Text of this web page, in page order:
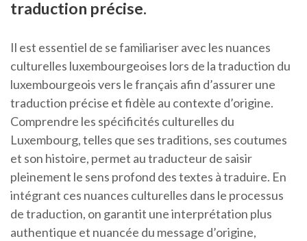
traduction précise.
Il est essentiel de se familiariser avec les nuances
culturelles luxembourgeoises lors de la traduction du
luxembourgeois vers le français afin d’assurer une
traduction précise et fidèle au contexte d’origine.
Comprendre les spécificités culturelles du
Luxembourg, telles que ses traditions, ses coutumes
et son histoire, permet au traducteur de saisir
pleinement le sens profond des textes à traduire. En
intégrant ces nuances culturelles dans le processus
de traduction, on garantit une interprétation plus
authentique et nuancée du message d’origine,